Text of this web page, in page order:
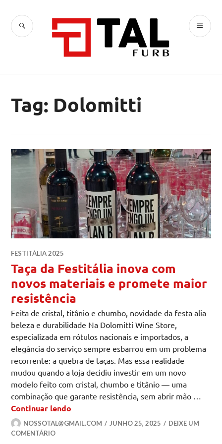
para
conteúdo
TAL
BUSCA
Tag: Dolomitti
FESTITÁLIA 2025
Taça da Festitália inova com
novos materiais e promete maior
resistência
Feita de cristal, titânio e chumbo, novidade da festa alia
beleza e durabilidade Na Dolomitti Wine Store,
especializada em rótulos nacionais e importados, a
elegância do serviço sempre esbarrou em um problema
recorrente: a quebra de taças. Mas essa realidade
mudou quando a loja decidiu investir em um novo
modelo feito com cristal, chumbo e titânio — uma
combinação que garante resistência, sem abrir mão …
Continuar lendo
NOSSOTAL@GMAIL.COM JUNHO 25, 2025
DEIXE UM
COMENTÁRIO